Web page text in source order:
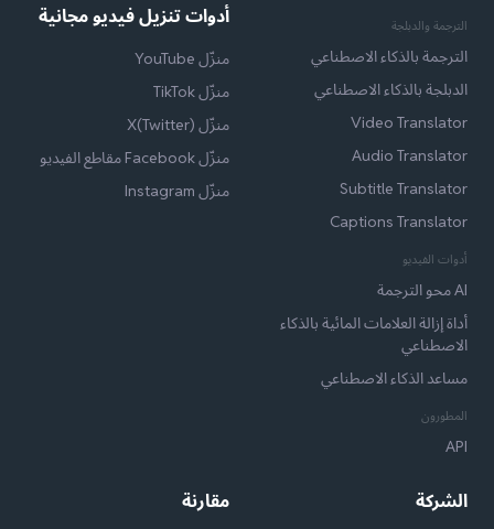
الترجمة والدبلجة
الترجمة بالذكاء الاصطناعي
الدبلجة بالذكاء الاصطناعي
Video Translator
Audio Translator
Subtitle Translator
Captions Translator
أدوات الفيديو
AI محو الترجمة
أداة إزالة العلامات المائية بالذكاء
الاصطناعي
مساعد الذكاء الاصطناعي
المطورون
API
أدوات تنزيل فيديو مجانية
منزّل YouTube
منزّل TikTok
منزّل X(Twitter)
منزّل Facebook مقاطع الفيديو
منزّل Instagram
الشركة مقارنة